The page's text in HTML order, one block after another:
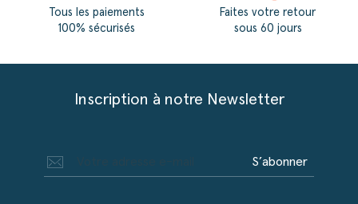
Tous les paiements
100% sécurisés
Faites votre retour
sous 60 jours
Inscription à notre Newsletter
S’abonner